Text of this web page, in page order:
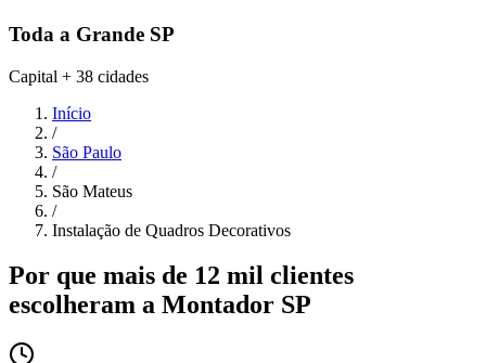
Toda a Grande SP
Capital + 38 cidades
Início
/
São Paulo
/
São Mateus
/
Instalação de Quadros Decorativos
Por que mais de 12 mil clientes
escolheram a Montador SP